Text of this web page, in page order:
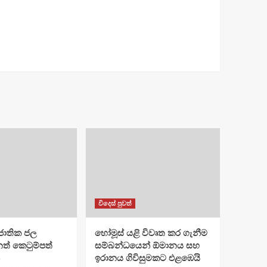
ජල
කෙටුම්පත්
විදෙස් පුවත්
හෝමූස් යළි විවෘත කර ගැනීම
සම්බන්ධයෙන් ඕමානය සහ
ඉරානය ගිවිසුමකට එළඹෙයි